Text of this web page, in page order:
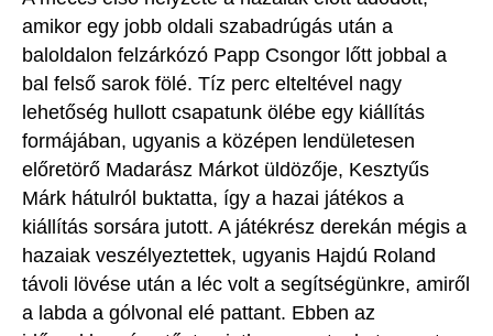
amikor egy jobb oldali szabadrúgás után a
baloldalon felzárkózó Papp Csongor lőtt jobbal a
bal felső sarok fölé. Tíz perc elteltével nagy
lehetőség hullott csapatunk ölébe egy kiállítás
formájában, ugyanis a középen lendületesen
előretörő Madarász Márkot üldözője, Kesztyűs
Márk hátulról buktatta, így a hazai játékos a
kiállítás sorsára jutott. A játékrész derekán mégis a
hazaiak veszélyeztettek, ugyanis Hajdú Roland
távoli lövése után a léc volt a segítségünkre, amiről
a labda a gólvonal elé pattant. Ebben az